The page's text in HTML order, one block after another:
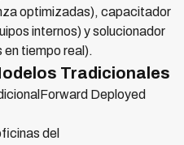
optimizadas), capacitador
internos) y solucionador
en tiempo real).
Tradicionales
Deployed
del